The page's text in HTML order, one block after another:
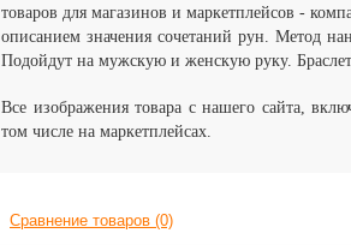
товаров для магазинов и маркетплейсов -
описанием значения сочетаний рун. Метод
Подойдут на мужскую и женскую руку.
Все изображения товара с нашего сайта,
том числе на маркетплейсах.
Сравнение товаров (0)